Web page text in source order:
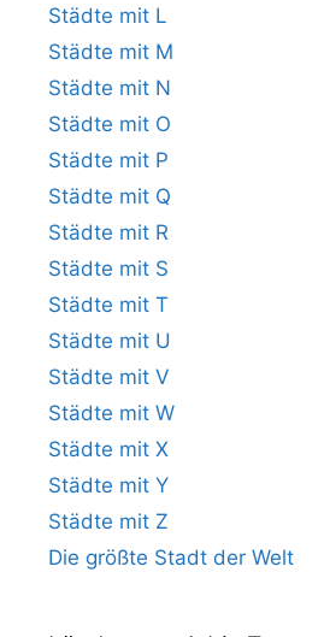
Städte mit L
Städte mit M
Städte mit N
Städte mit O
Städte mit P
Städte mit Q
Städte mit R
Städte mit S
Städte mit T
Städte mit U
Städte mit V
Städte mit W
Städte mit X
Städte mit Y
Städte mit Z
Die größte Stadt der Welt